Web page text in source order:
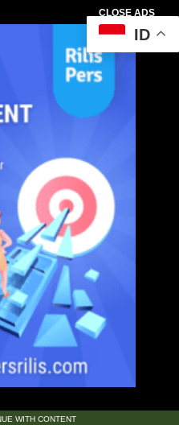
CLOSE ADS
WITH CONTENT
ID